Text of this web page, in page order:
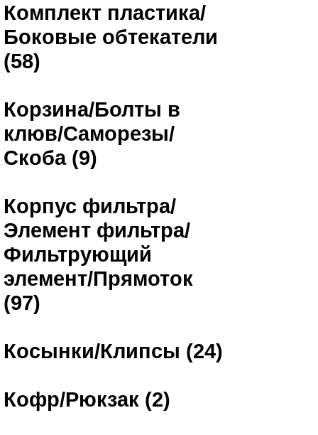
Комплект пластика/
Боковые обтекатели
(58)
Корзина/Болты в
клюв/Саморезы/
Скоба (9)
Корпус фильтра/
Элемент фильтра/
Фильтрующий
элемент/Прямоток
(97)
Косынки/Клипсы (24)
Кофр/Рюкзак (2)